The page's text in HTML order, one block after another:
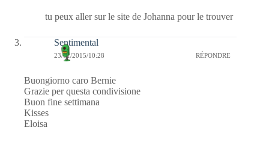
tu peux aller sur le site de Johanna pour le trouver
Sentimental
23/01/2015/10:28 RÉPONDRE
Buongiorno caro Bernie
Grazie per questa condivisione
Buon fine settimana
Kisses
Eloisa